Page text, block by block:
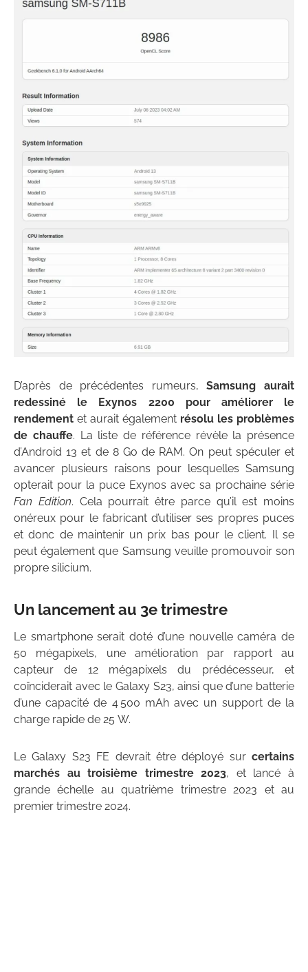
D’après de précédentes rumeurs,Samsung aurait
redessiné le Exynos 2200 pour améliorer le
rendement et aurait également résolu les problèmes
de chauffe. La liste de référence révèle la présence
d’Android 13 et de 8 Go de RAM. On peut spéculer et
avancer plusieurs raisons pour lesquelles Samsung
opterait pour la puce Exynos avec sa prochaine série
Fan Edition. Cela pourrait être parce qu’il est moins
onéreux pour le fabricant d’utiliser ses propres puces
et donc de maintenir un prix bas pour le client. Il se
peut également que Samsung veuille promouvoir son
propre silicium.
Un lancement au 3e trimestre
Le smartphone serait doté d’une nouvelle caméra de
50 mégapixels, une amélioration par rapport au
capteur de 12 mégapixels du prédécesseur, et
coïnciderait avec le Galaxy S23, ainsi que d’une batterie
d’une capacité de 4 500 mAh avec un support de la
charge rapide de 25 W.
Le Galaxy S23 FE devrait être déployé sur certains
marchés au troisième trimestre 2023, et lancé à
grande échelle au quatrième trimestre 2023 et au
premier trimestre 2024.